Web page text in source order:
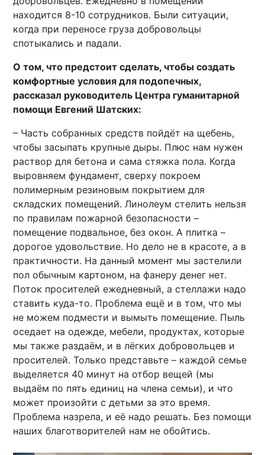
находится 8-10 сотрудников. Были ситуации,
когда при переносе груза добровольцы
спотыкались и падали.
О том, что предстоит сделать, чтобы создать
комфортные условия для подопечных,
рассказал руководитель Центра гуманитарной
помощи Евгений Шатских:
– Часть собранных средств пойдёт на щебень,
чтобы засыпать крупные дыры. Плюс нам нужен
раствор для бетона и сама стяжка пола. Когда
выровняем фундамент, сверху покроем
полимерным резиновым покрытием для
складских помещений. Линолеум стелить нельзя
по правилам пожарной безопасности –
помещение подвальное, без окон. А плитка –
дорогое удовольствие. Но дело не в красоте, а в
практичности. На данный момент мы застелили
пол обычным картоном, на фанеру денег нет.
Поток просителей ежедневный, а стеллажи надо
ставить куда-то. Проблема ещё и в том, что мы
не можем подмести и вымыть помещение. Пыль
оседает на одежде, мебели, продуктах, которые
мы также раздаём, и в лёгких добровольцев и
просителей. Только представьте – каждой семье
выделяется 40 минут на отбор вещей (мы
выдаём по пять единиц на члена семьи), и что
может произойти с детьми за это время.
Проблема назрела, и её надо решать. Без помощи
наших благотворителей нам не обойтись.